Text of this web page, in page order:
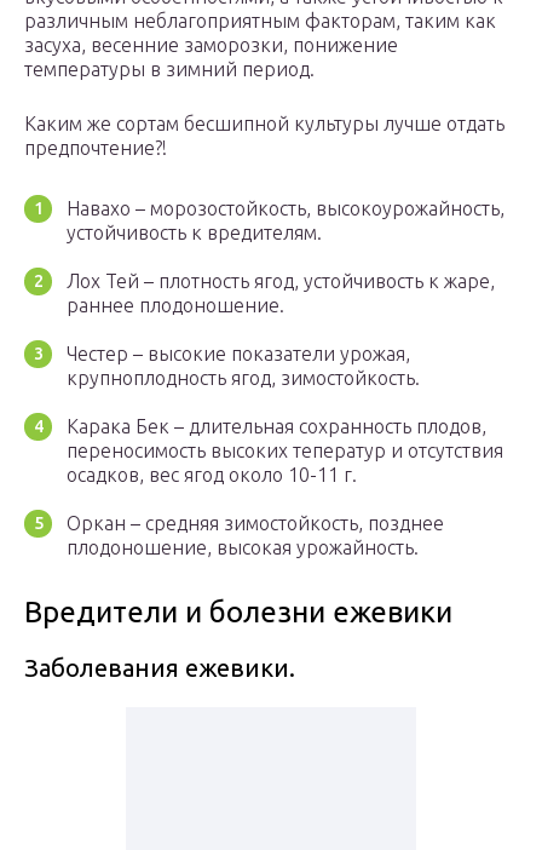
различным неблагоприятным факторам, таким как
засуха, весенние заморозки, понижение
температуры в зимний период.
Каким же сортам бесшипной культуры лучше отдать
предпочтение?!
Навахо – морозостойкость, высокоурожайность,
устойчивость к вредителям.
Лох Тей – плотность ягод, устойчивость к жаре,
раннее плодоношение.
Честер – высокие показатели урожая,
крупноплодность ягод, зимостойкость.
Карака Бек – длительная сохранность плодов,
переносимость высоких теператур и отсутствия
осадков, вес ягод около 10-11 г.
Оркан – средняя зимостойкость, позднее
плодоношение, высокая урожайность.
Вредители и болезни ежевики
Заболевания ежевики.